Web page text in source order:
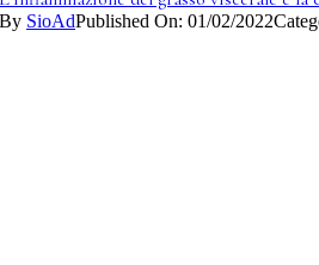
By SioAdPublished On: 01/02/2022